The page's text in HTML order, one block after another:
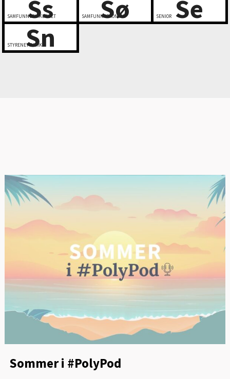
Ss
SAMFUNNSSIKKERHET Sø
SAMFUNNSØKONOMI Se
SENIOR
Sn
STYRENETTVERK
Sommer i #PolyPod